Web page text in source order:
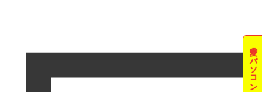
夏のパソコン祭